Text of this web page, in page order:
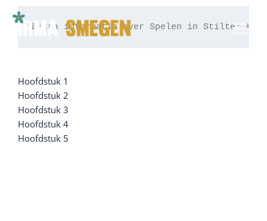
naar
Extra informatie over Spelen in Stilte:
Hoofdstuk 1
Hoofdstuk 2
Hoofdstuk 3
Hoofdstuk 4
Hoofdstuk 5